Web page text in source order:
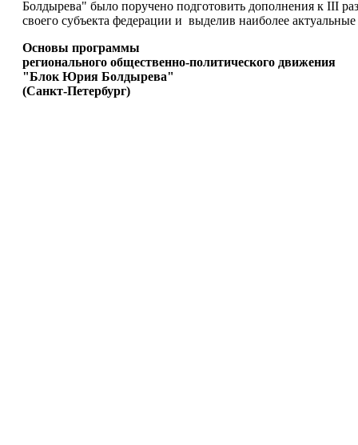
Болдырева" было поручено подготовить дополнения к III
своего субъекта федерации и выделив наиболее
Основы программы
регионального общественно-политического движения
"Блок Юрия Болдырева"
(Санкт-Петербург)